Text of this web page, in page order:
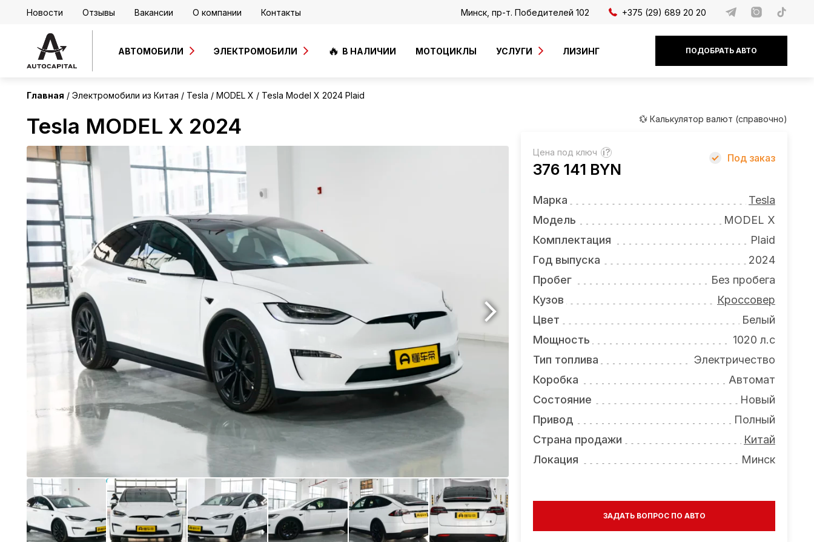
Новости Отзывы Вакансии О компании Контакты Минск, пр-т. Победителей 102 +375 (29) 689 20 20
АВТОМОБИЛИ ЭЛЕКТРОМОБИЛИ В НАЛИЧИИ МОТОЦИКЛЫ УСЛУГИ ЛИЗИНГ ПОДОБРАТЬ АВТО
Главная Электромобили из Китая Tesla MODEL X Tesla Model X 2024 Plaid
Tesla MODEL X 2024
Китай
💱 Калькулятор валют (справочно)
Цена под ключ ?
376 141 BYN
Под заказ
Марка
Tesla
Модель
MODEL X
Комплектация
Plaid
Год выпуска
2024
Пробег
Без пробега
Кузов
Кроссовер
Цвет
Белый
Мощность
1020 л.с
Тип топлива
Электричество
Коробка
Автомат
Состояние
Новый
Привод
Полный
Страна продажи
Китай
Локация
Минск
ЗАДАТЬ ВОПРОС ПО АВТО